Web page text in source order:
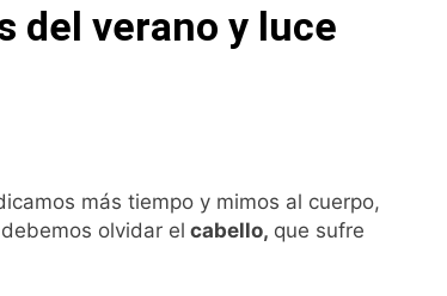
de la fotoprotección entre los más pequeños
ayudar a aliviar el malestar asociado al
del tabaco que amplía los espacios sin humo a
de ley del medicamento: más
del verano y luce
más tiempo y mimos al cuerpo,
olvidar el cabello, que sufre